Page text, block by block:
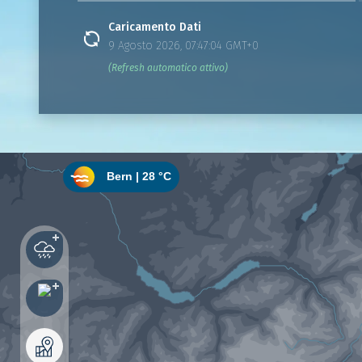
Caricamento Dati
9 Agosto 2026, 07:47:04 GMT+0
(Refresh automatico attivo)